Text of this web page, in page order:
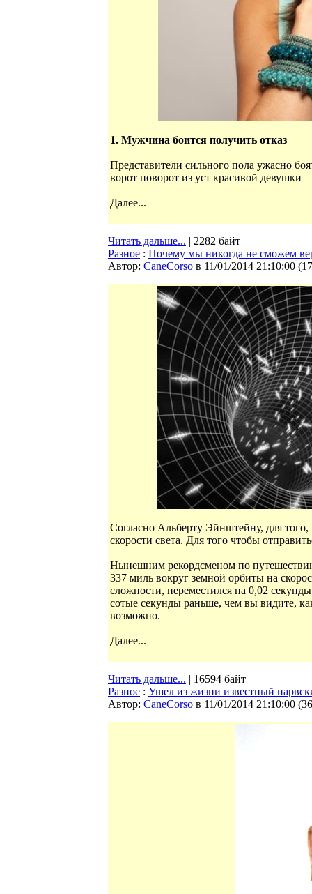
1. Мужчина боится получить отказ
Представители сильного пола ужасно
ворот поворот из уст красивой девушки
Далее...
Читать дальше... | 2282 байт
Разное : Почему мы никогда не сможем
Автор: CaneCorso в 11/01/2014 21:10:00 (
Согласно Альберту Эйнштейну, для
скорости света. Для того чтобы
Нынешним рекордсменом по
337 миль вокруг земной орбиты на
сложности, переместился на 0,02
сотые секунды раньше, чем вы видите,
возможно.
Далее...
Читать дальше... | 16594 байт
Разное : Ушел из жизни известный
Автор: CaneCorso в 11/01/2014 21:10:00 (